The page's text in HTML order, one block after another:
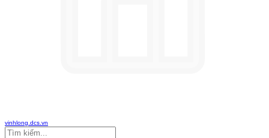
vinhlong.dcs.vn